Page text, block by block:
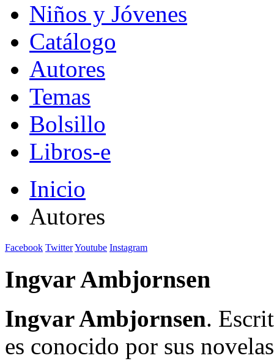
Niños y Jóvenes
Catálogo
Autores
Temas
Bolsillo
Libros-e
Inicio
Autores
Facebook TwitterYoutube Instagram
Ingvar Ambjornsen
Ingvar Ambjornsen.
es conocido por sus